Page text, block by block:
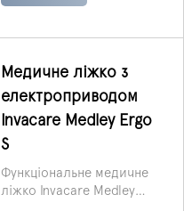
Медичне ліжко з
електроприводом
Invacare Medley Ergo
S
Функціональне медичне
ліжко Invacare Medley